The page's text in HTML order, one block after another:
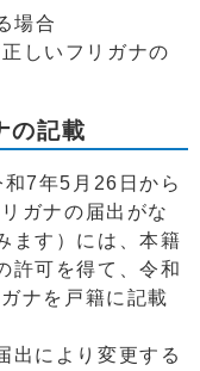
場合
しいフリガナの
の記載
7年5月26日から
ガナの届出がな
ます）には、本籍
許可を得て、令和
ナを戸籍に記載
出により変更する